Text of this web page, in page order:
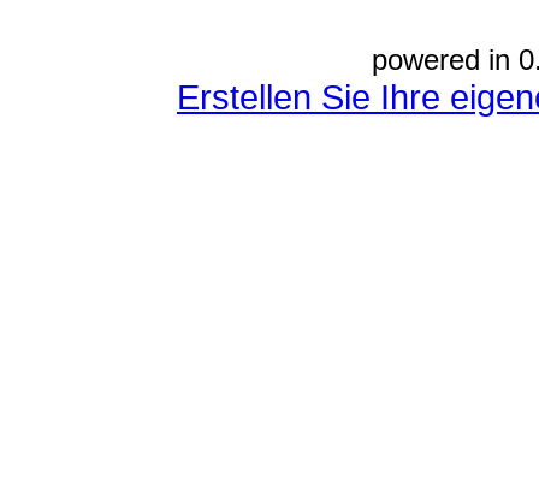
powered in
Erstellen Sie Ihre